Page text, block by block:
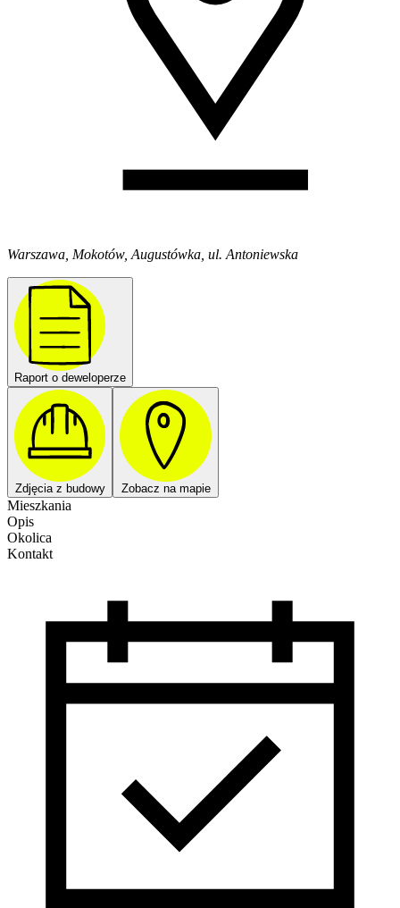
Warszawa, Mokotów, Augustówka, ul. Antoniewska
Raport o deweloperze
Zdjęcia z budowy Zobacz na mapie
Mieszkania
Opis
Okolica
Kontakt